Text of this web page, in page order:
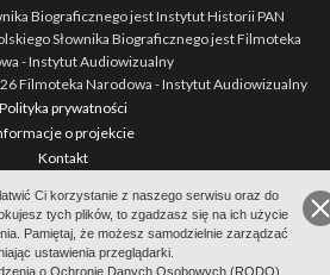
Ci korzystanie z naszego serwisu oraz do
tych plików, to zgadzasz się na ich użycie
Pamiętaj, że możesz samodzielnie zarządzać
ustawienia przeglądarki.
o Ochronie Danych Osobowych (RODO)
Biograficznego jest Instytut Historii PAN
Słownika Biograficznego jest Filmoteka
- Instytut Audiowizualny
Filmoteka Narodowa - Instytut Audiowizualny
Polityka prywatności
o projekcie
Kontakt
Mapa strony
BIP